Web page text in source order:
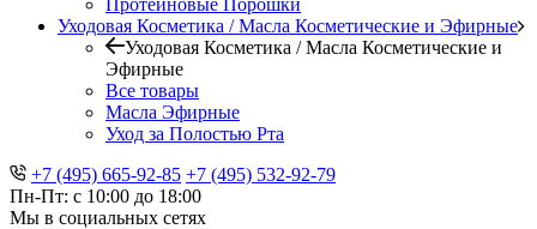
Протеиновые Порошки
Уходовая Косметика / Масла Косметические и Эфирные
Уходовая Косметика / Масла Косметические и
Эфирные
Все товары
Масла Эфирные
Уход за Полостью Рта
+7 (495) 665-92-85 +7 (495) 532-92-79
Пн-Пт: с 10:00 до 18:00
Мы в социальных сетях